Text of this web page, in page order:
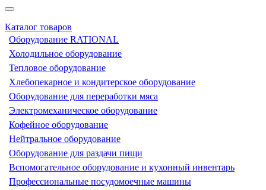
Каталог товаров
Оборудование RATIONAL
Холодильное оборудование
Тепловое оборудование
Хлебопекарное и кондитерское оборудование
Оборудование для переработки мяса
Электромеханическое оборудование
Кофейное оборудование
Нейтральное оборудование
Оборудование для раздачи пищи
Вспомогательное оборудование и кухонный инвентарь
Профессиональные посудомоечные машины